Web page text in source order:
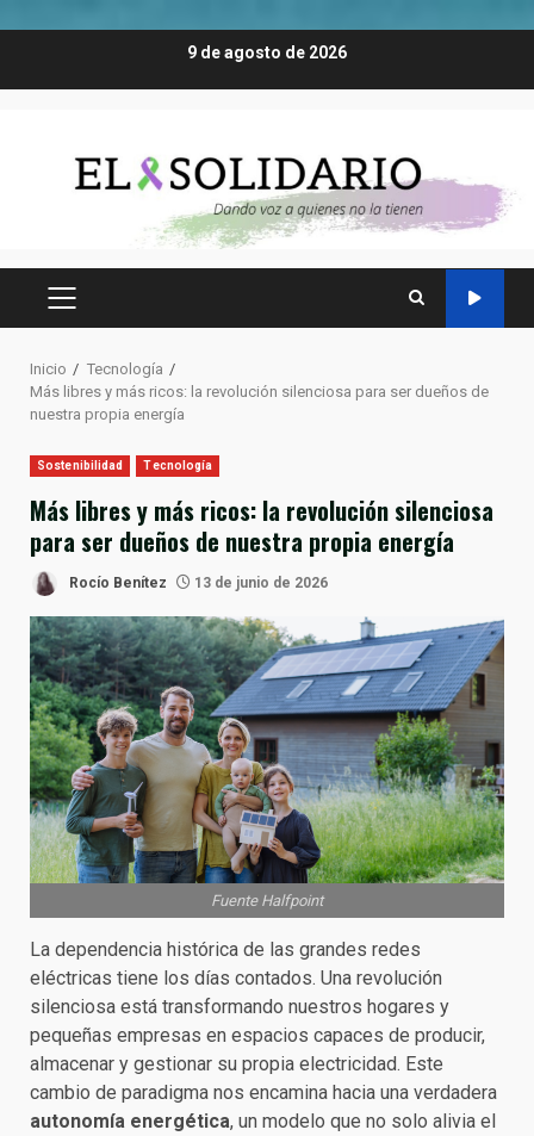
9 de agosto de 2026
MENÚ
Inicio
Tecnología
Más libres y más ricos: la revolución silenciosa para ser dueños de
nuestra propia energía
Sostenibilidad Tecnología
Más libres y más ricos: la revolución silenciosa
para ser dueños de nuestra propia energía
Rocío Benítez 13 de junio de 2026
Fuente Halfpoint
La dependencia histórica de las grandes redes
eléctricas tiene los días contados. Una revolución
silenciosa está transformando nuestros hogares y
pequeñas empresas en espacios capaces de producir,
almacenar y gestionar su propia electricidad. Este
cambio de paradigma nos encamina hacia una verdadera
autonomía energética, un modelo que no solo alivia el